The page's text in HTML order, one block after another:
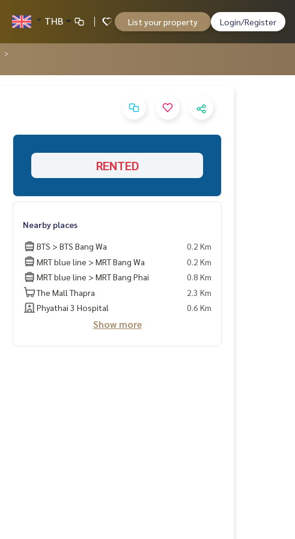
THB List your property Login/Register
RENTED
Nearby places
BTS > BTS Bang Wa
0.2 Km
MRT blue line > MRT Bang Wa
0.2 Km
MRT blue line > MRT Bang Phai
0.8 Km
The Mall Thapra
2.3 Km
Phyathai 3 Hospital
0.6 Km
Show more